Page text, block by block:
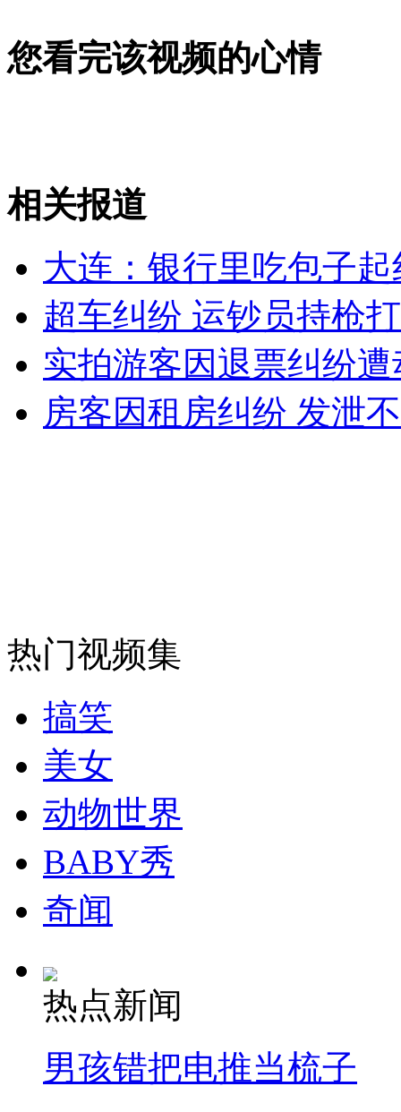
女孩北京地铁殴打老人 痛下狠手拳打脚踢
无痛分娩是否安全 医生回应
走！跟着总书记去植树
消防员救轻生者
纽约上演“枕头大战”
您看完该视频的心情
相关报道
大连：银行里吃包子
超车纠纷 运钞员持枪
实拍游客因退票纠纷
房客因租房纠纷 发泄
热门视频集
搞笑
美女
动物世界
BABY秀
奇闻
热点新闻
男孩错把电推当梳子